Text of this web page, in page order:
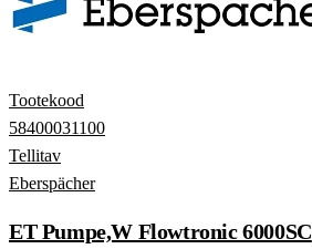
Tootekood
58400031100
Tellitav
Eberspächer
ET Pumpe,W Flowtronic 6000SC